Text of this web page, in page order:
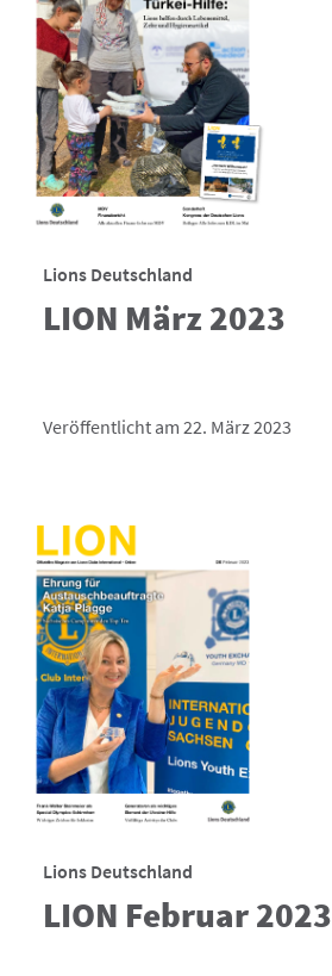
Lions Deutschland
LION März 2023
Veröffentlicht am 22. März 2023
Lions Deutschland
LION Februar 2023